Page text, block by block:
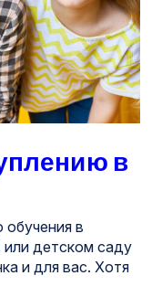
в
в
детском саду
и для вас. Хотя